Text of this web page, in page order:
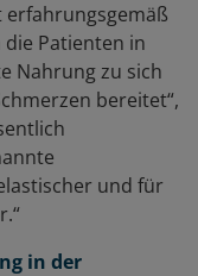
erfahrungsgemäß
die Patienten in
Nahrung zu sich
bereitet“,
und für
in der